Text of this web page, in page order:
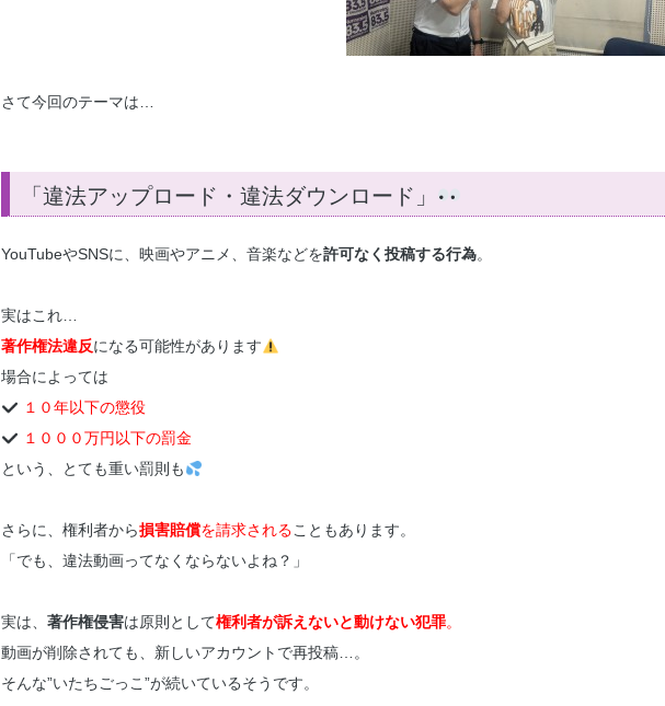
さて今回のテーマは…
「違法アップロード・違法ダウンロード」
YouTubeやSNSに、映画やアニメ、音楽などを許可なく投稿する行為。
実はこれ…
著作権法違反になる可能性があります
場合によっては
１０年以下の懲役
１０００万円以下の罰金
という、とても重い罰則も
さらに、権利者から損害賠償を請求されることもあります。
「でも、違法動画ってなくならないよね？」
実は、 著作権侵害は原則として権利者が訴えないと動けない犯罪。
動画が削除されても、新しいアカウントで再投稿…。
そんな”いたちごっこ”が続いているそうです。